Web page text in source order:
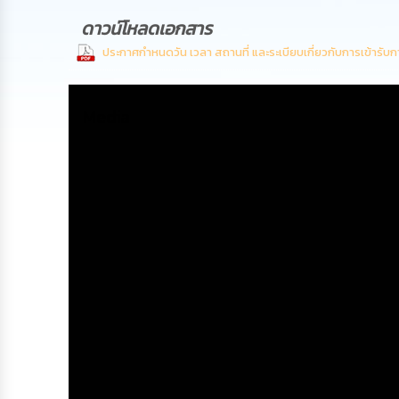
ดาวน์โหลดเอกสาร
ประกาศกำหนดวัน เวลา สถานที่ และระเบียบเกี่ยวกับการเข้ารับ